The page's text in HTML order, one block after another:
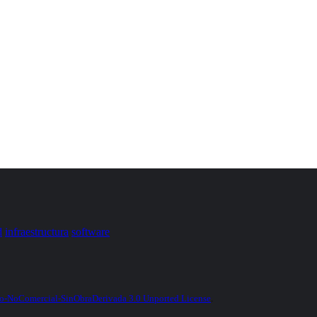
infraestructura software
NoComercial-SinObraDerivada 3.0 Unported License